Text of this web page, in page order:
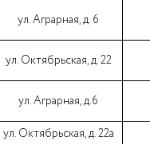
ул. Аграрная, д. 6
ул. Октябрьская, д. 22
ул. Аграрная, д.6
ул. Октябрьская, д. 22а